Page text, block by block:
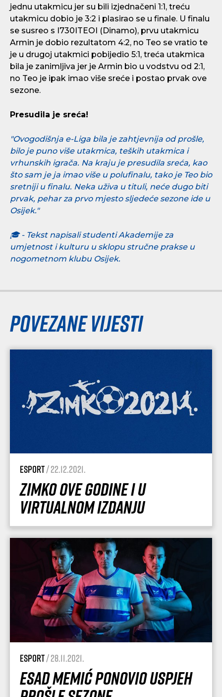
jednu utakmicu jer su bili izjednačeni 1:1, treću
utakmicu dobio je 3:2 i plasirao se u finale. U finalu
se susreo s I730ITEOI (Dinamo), prvu utakmicu
Armin je dobio rezultatom 4:2, no Teo se vratio te
je u drugoj utakmici pobijedio 5:1, treća utakmica
bila je zanimljiva jer je Armin bio u vodstvu od 2:1,
no Teo je ipak imao više sreće i postao prvak ove
sezone.
Presudila je sreća!
"Ovogodišnja e-Liga bila je zahtjevnija od prošle,
bilo je puno više utakmica, teških utakmica i
vrhunskih igrača. Na kraju je presudila sreća, kao
što sam je ja imao više u polufinalu, tako je Teo bio
sretniji u finalu. Neka uživa u tituli, neće dugo biti
prvak, pehar za prvo mjesto sljedeće sezone ide u
Osijek."
🎓 - Tekst napisali studenti Akademije za
umjetnost i kulturu u sklopu stručne prakse u
nogometnom klubu Osijek.
Povezane vijesti
esport/ 22.12.2021.
Zimko ove godine i u
virtualnom izdanju
esport/ 28.11.2021.
Esad Memić ponovio uspjeh